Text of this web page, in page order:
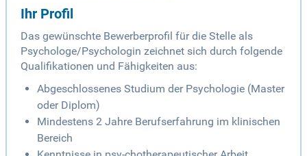
Ihr Profil
Das gewünschte Bewerberprofil für die Stelle als
Psychologe/Psychologin zeichnet sich durch folgende
Qualifikationen und Fähigkeiten aus:
Abgeschlossenes Studium der Psychologie (Master
oder Diplom)
Mindestens 2 Jahre Berufserfahrung im klinischen
Bereich